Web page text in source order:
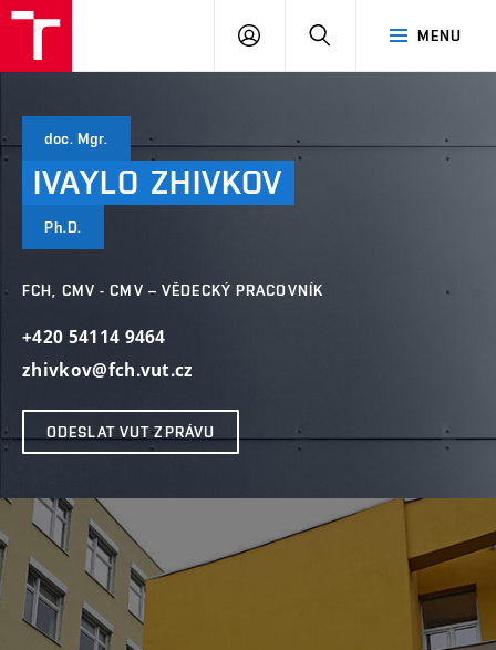
MENU
PŘIHLÁSIT
doc. Mgr.
IVAYLO ZHIVKOV
Ph.D.
FCH, CMV - CMV – VĚDECKÝ PRACOVNÍK
+420 54114 9464
zhivkov@fch.vut.cz
ODESLAT VUT ZPRÁVU